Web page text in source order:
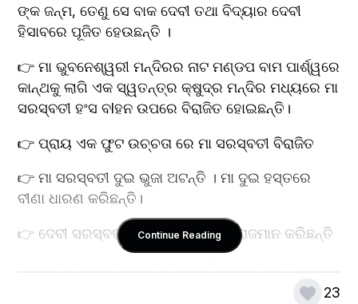
ଙ୍କ ଜନ୍ମ, ତେଣୁ ସେ ବାକ ଦେବୀ ତଥା ବିଦ୍ୟାର ଦେବୀ
ହିସାବରେ ପୂଜିତ ହେଉଛନ୍ତି ।
👉 ମା ଭୁବନେଶ୍ୱରୀ ମନ୍ଦିରର ନାଟ ମଣ୍ଡପ ବାମ ପାର୍ଶ୍ୱରେ
କାନ୍ଥକୁ ଲାଗି ଏକ ସ୍ୱତନ୍ତ୍ର କ୍ଷୁଦ୍ର ମନ୍ଦିର ମଧ୍ୟରେ ମା
ସରସ୍ବତୀ ହଂସ ବlହନ ଉପରେ ବିରାଜିତ ହୋଇଛନ୍ତି।
👉 ପ୍ରାୟ ଏକ ଫୁଟ ଉଚ୍ଚତା ରେ ମା ସରସ୍ବତୀ ବିରାଜିତ
👉 ମା ସରସ୍ବତୀ ଦୁଇ ଭୁଜା ଅଟନ୍ତି । ମା ଦୁଇ ହସ୍ତରେ
ବୀଣା ଧାରଣ କରିଛନ୍ତି।
👉 ଦେବୀ ସରସ୍ବତୀ ପୂର୍ବାଭିମୁଖୀ ହୋଇ ବିରାଜମାନ କରିଛନ୍ତି
Continue Reading
23